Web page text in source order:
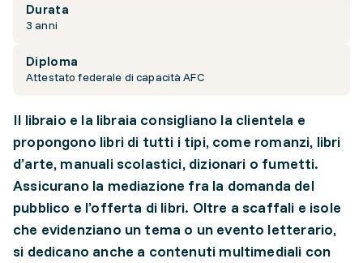
Durata
3 anni
Diploma
Attestato federale di capacità AFC
Il libraio e la libraia consigliano la clientela e
propongono libri di tutti i tipi, come romanzi, libri
d’arte, manuali scolastici, dizionari o fumetti.
Assicurano la mediazione fra la domanda del
pubblico e l’offerta di libri. Oltre a scaffali e isole
che evidenziano un tema o un evento letterario,
si dedicano anche a contenuti multimediali con